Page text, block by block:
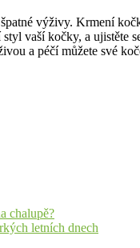
výživy. Krmení
vaší kočky, a ujistěte
a péčí můžete své
chalupě?
letních dnech